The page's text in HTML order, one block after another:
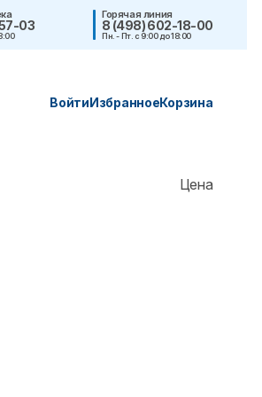
03
Горячая линия
8 (498) 602-18-00
Пн. - Пт. с 9:00 до 18:00
ВойтиИзбранноеКорзина
Цена